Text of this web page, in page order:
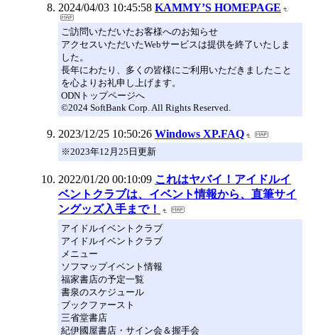
2024/04/03 10:45:58 KAMMY’S HOMEPAGE
ご訪問いただいたお客様へのお知らせ
アクセスいただいたWebサービスは提供を終了いたしま
した。
長年にわたり、多くの皆様にご利用いただきましたこと
を心よりお礼申し上げます。
ODNトップページへ
©2024 SoftBank Corp. All Rights Reserved.
2023/12/25 10:50:26 Windows XP.FAQ
※2023年12月25日更新
2022/01/20 00:10:09 これはヤバイ！アイドルイ
ベントクラブは、イベント情報から、直筆サイ
ングッズ入手まで！
アイドルイベントクラブ
アイドルイベントクラブ
メニュー
ソフマップイベント情報
福家書店の予定一覧
書泉のスケジュール
ブックファースト
三省堂書店
紀伊國屋書店・サイン会＆握手会